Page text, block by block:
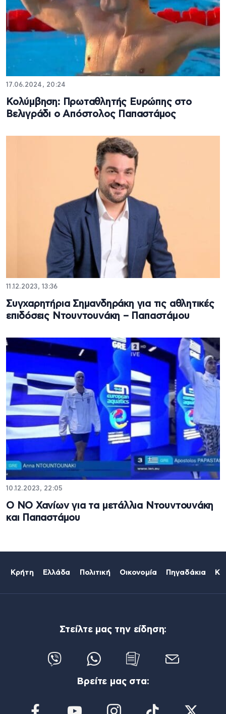
17.06.2024, 20:24
Κολύμβηση: Πρωταθλητής Ευρώπης στο
Βελιγράδι ο Απόστολος Παπαστάμος
11.12.2023, 13:36
Συγχαρητήρια Σημανδηράκη για τις αθλητικές
επιδόσεις Ντουντουνάκη – Παπαστάμου
10.12.2023, 22:05
Ο ΝΟ Χανίων για τα μετάλλια Ντουντουνάκη
και Παπαστάμου
Κρήτη Ελλάδα Πολιτική Οικονομία Πηγαδάκια
Στείλτε μας την είδηση:
Βρείτε μας στα: